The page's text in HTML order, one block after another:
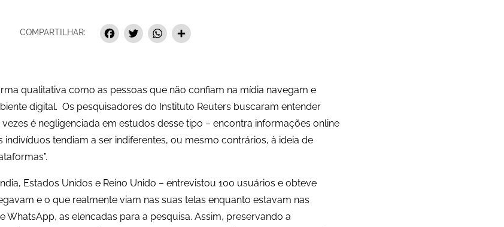
COMPARTILHAR: Facebook
Twitter
WhatsApp
qualitativa como as pessoas que não confiam na mídia navegam e
digital. Os pesquisadores do Instituto Reuters buscaram entender
é negligenciada em estudos desse tipo – encontra informações online
indivíduos tendiam a ser indiferentes, ou mesmo contrários, à ideia de
Estados Unidos e Reino Unido – entrevistou 100 usuários e obteve
e o que realmente viam nas suas telas enquanto estavam nas
WhatsApp, as elencadas para a pesquisa. Assim, preservando a